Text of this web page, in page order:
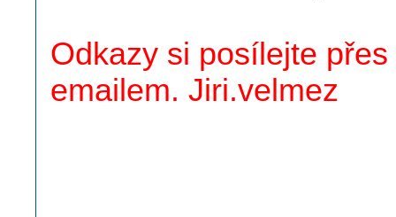
Odkazy si posílejte
emailem. Jiri.velmez